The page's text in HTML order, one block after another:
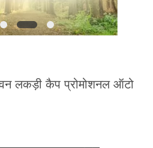
लकड़ी कैप प्रोमोशनल ऑटो